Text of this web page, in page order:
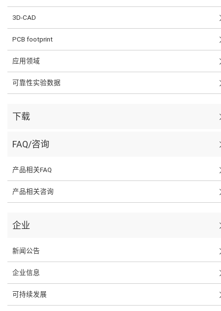
3D-CAD
PCB footprint
应用领域
可靠性实验数据
下载
FAQ/咨询
产品相关FAQ
产品相关咨询
企业
新闻公告
企业信息
可持续发展